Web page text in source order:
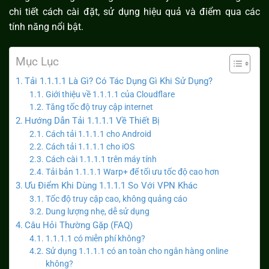
chi tiết cách cài đặt, sử dụng hiệu quả và điểm qua các
tính năng nổi bật.
Mục Lục
Tải 1.1.1.1 Là Gì? Có Tác Dụng Gì Khi Sử Dụng?
Giới thiệu về 1.1.1.1 của Cloudflare
Tăng tốc độ truy cập internet
Hướng Dẫn Tải 1.1.1.1 Về Thiết Bị
Cách tải 1.1.1.1 cho Android
Cách tải 1.1.1.1 cho iOS
Cách cài 1.1.1.1 trên máy tính
Tải bản 1.1.1.1 Warp+ để tối ưu tốc độ cao hơn
Ưu Điểm Khi Dùng 1.1.1.1 So Với VPN Khác
Tốc độ truy cập cao, không quảng cáo
Dung lượng nhẹ, dễ sử dụng
Câu Hỏi Thường Gặp (FAQ)
1.1.1.1 có miễn phí không?
Sử dụng 1.1.1.1 có an toàn cho ngân hàng online
không?